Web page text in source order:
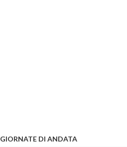
GIORNATE DI ANDATA